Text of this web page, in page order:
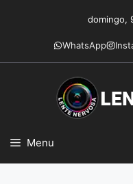
conteúdo
domingo,
WhatsApp
Menu